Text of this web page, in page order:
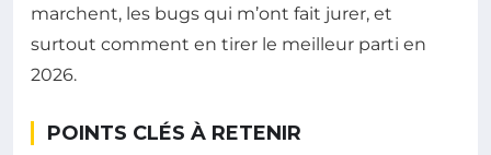
marchent, les bugs qui m’ont fait jurer, et
surtout comment en tirer le meilleur parti en
2026.
POINTS CLÉS À RETENIR